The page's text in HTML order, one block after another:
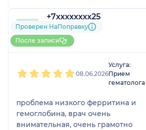
+7xxxxxxxx25
3 отзыва
Больше 10 записей через
НаПоправку
Проверен НаПоправку
После записи
08.06.2026
Услуга:
Прием
гематолога
проблема низкого ферритина и
гемоглобина, врач очень
внимательная, очень грамотно